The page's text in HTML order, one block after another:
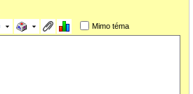
Mimo téma